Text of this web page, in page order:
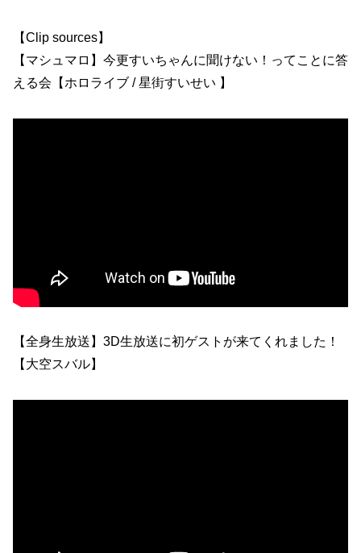
【Clip sources】
【マシュマロ】今更すいちゃんに聞けない！ってことに答
える会【ホロライブ / 星街すいせい 】
【全身生放送】3D生放送に初ゲストが来てくれました！
【大空スバル】